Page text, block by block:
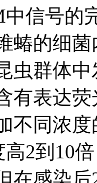
信号的
蝽的细
虫群体
有表达
不同浓
2到10
在感染